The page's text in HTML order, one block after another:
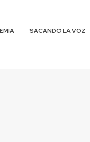
SACANDO LA VOZ